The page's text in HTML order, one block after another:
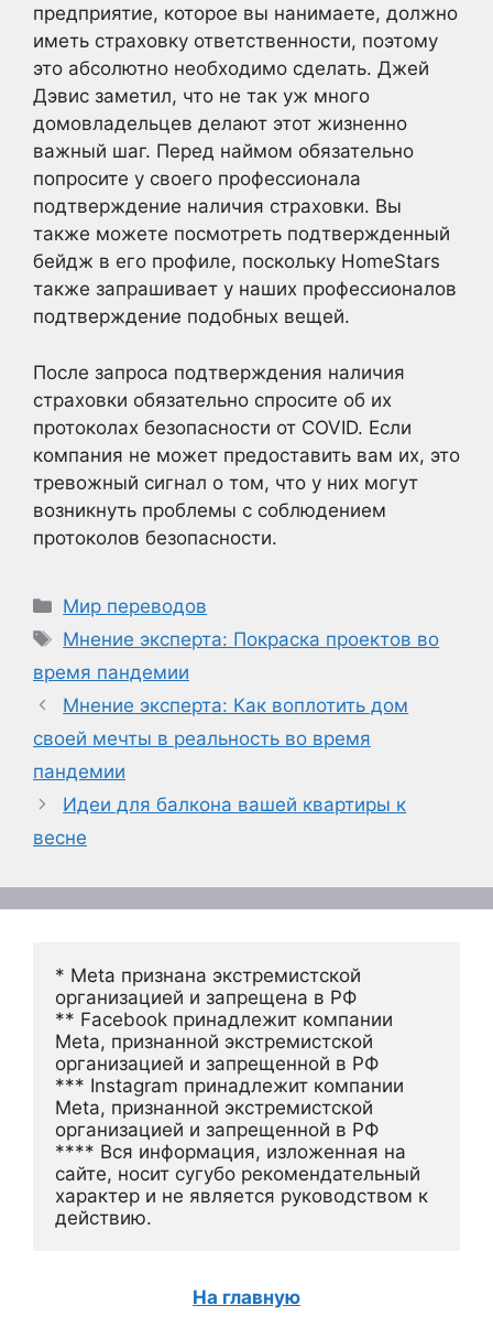
предприятие, которое вы нанимаете, должно
иметь страховку ответственности, поэтому
это абсолютно необходимо сделать. Джей
Дэвис заметил, что не так уж много
домовладельцев делают этот жизненно
важный шаг. Перед наймом обязательно
попросите у своего профессионала
подтверждение наличия страховки. Вы
также можете посмотреть подтвержденный
бейдж в его профиле, поскольку HomeStars
также запрашивает у наших профессионалов
подтверждение подобных вещей.
После запроса подтверждения наличия
страховки обязательно спросите об их
протоколах безопасности от COVID. Если
компания не может предоставить вам их, это
тревожный сигнал о том, что у них могут
возникнуть проблемы с соблюдением
протоколов безопасности.
Рубрики
Мир переводов
Метки
Мнение эксперта: Покраска проектов во
время пандемии
Мнение эксперта: Как воплотить дом
своей мечты в реальность во время
пандемии
Идеи для балкона вашей квартиры к
весне
* Meta признана экстремистской
организацией и запрещена в РФ
** Facebook принадлежит компании
Meta, признанной экстремистской
организацией и запрещенной в РФ
*** Instagram принадлежит компании
Meta, признанной экстремистской
организацией и запрещенной в РФ
**** Вся информация, изложенная на
сайте, носит сугубо рекомендательный
характер и не является руководством к
действию.
На главную